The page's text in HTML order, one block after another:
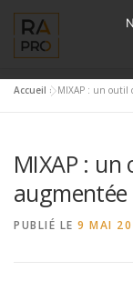
contenu
SERVICES
Accueil »MIXAP : un outil
MIXAP : un
augmentée
PUBLIÉ LE 9 MAI